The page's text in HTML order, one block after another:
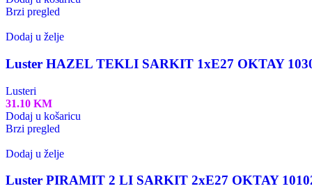
Brzi pregled
Dodaj u želje
Luster HAZEL TEKLI SARKIT 1xE27 OKTAY
Lusteri
31.10 KM
Dodaj u košaricu
Brzi pregled
Dodaj u želje
Luster PIRAMIT 2 LI SARKIT 2xE27 OKTAY